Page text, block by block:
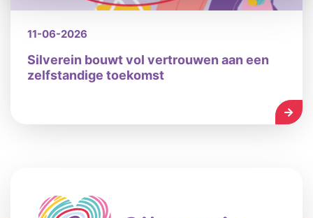
11-06-2026
Silverein bouwt vol vertrouwen aan een
zelfstandige toekomst